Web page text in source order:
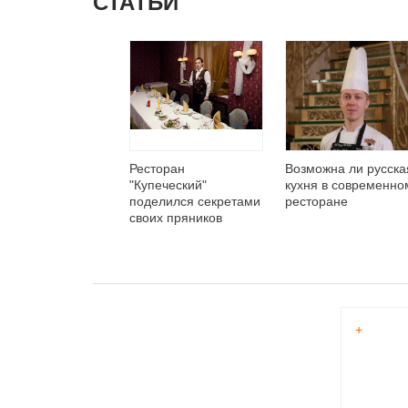
Ресторан
"Купеческий"
поделился секретами
своих пряников
Возможна ли
кухня в
ресторане
+